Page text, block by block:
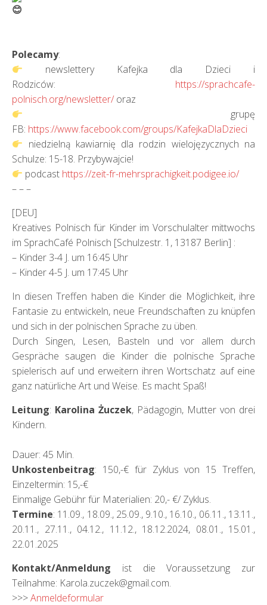
Polecamy:
newslettery Kafejka dla Dzieci i
Rodziców: https://sprachcafe-
polnisch.org/newsletter/ oraz
grupę
FB: https://www.facebook.com/groups/KafejkaDlaDzieci
niedzielną kawiarnię dla rodzin wielojęzycznych na
Schulze: 15-18. Przybywajcie!
podcast https://zeit-fr-mehrsprachigkeit.podigee.io/
– – –
[DEU]
Kreatives Polnisch für Kinder im Vorschulalter mittwochs
im SprachCafé Polnisch [Schulzestr. 1, 13187 Berlin] :
– Kinder 3-4 J. um 16:45 Uhr
– Kinder 4-5 J. um 17:45 Uhr
In diesen Treffen haben die Kinder die Möglichkeit, ihre
Fantasie zu entwickeln, neue Freundschaften zu knüpfen
und sich in der polnischen Sprache zu üben.
Durch Singen, Lesen, Basteln und vor allem durch
Gespräche saugen die Kinder die polnische Sprache
spielerisch auf und erweitern ihren Wortschatz auf eine
ganz natürliche Art und Weise. Es macht Spaß!
Leitung: Karolina Żuczek, Pädagogin, Mutter von drei
Kindern.
Dauer: 45 Min.
Unkostenbeitrag: 150,-€ für Zyklus von 15 Treffen,
Einzeltermin: 15,-€
Einmalige Gebühr für Materialien: 20,- €/ Zyklus.
Termine: 11.09., 18.09., 25.09., 9.10., 16.10., 06.11., 13.11.,
20.11., 27.11., 04.12., 11.12., 18.12.2024, 08.01., 15.01.,
22.01.2025
Kontakt/Anmeldung ist die Voraussetzung zur
Teilnahme: Karola.zuczek@gmail.com.
>>>Anmeldeformular